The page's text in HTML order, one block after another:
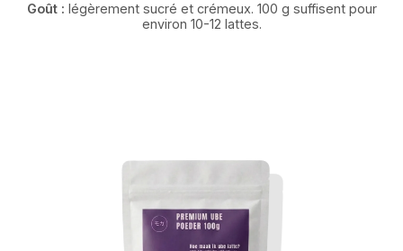
Goût : légèrement sucré et crémeux. 100 g suffisent pour
environ 10-12 lattes.